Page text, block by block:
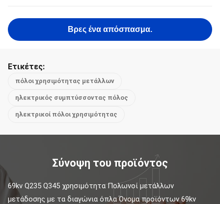
Βρες ένα απόσπασμα.
Ετικέτες:
πόλοι χρησιμότητας μετάλλων
ηλεκτρικός συμπτύσσοντας πόλος
ηλεκτρικοί πόλοι χρησιμότητας
Σύνοψη του προϊόντος
69kv Q235 Q345 χρησιμότητα Πολωνοί μετάλλων
μετάδοσης με τα διαγώνια όπλα Όνομα προϊόντων 69kv